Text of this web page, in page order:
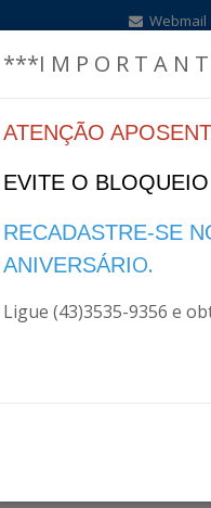
Webmail
Home Institucional
***I M P O R T A N
ATENÇÃO
EVITE O
RECADASTRE-SE
ANIVERSÁRIO.
Ligue (43)3535-9356 e